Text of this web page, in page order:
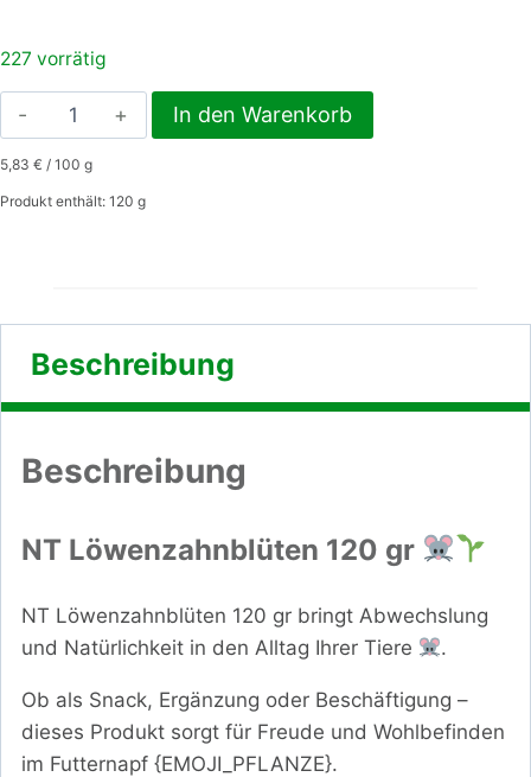
227 vorrätig
NT
Löwenzahnblüten
120
gr
In den Warenkorb
5,83 € / 100 g
Produkt enthält: 120 g
Beschreibung
Beschreibung
NT Löwenzahnblüten 120 gr
NT Löwenzahnblüten 120 gr bringt Abwechslung
und Natürlichkeit in den Alltag Ihrer Tiere
.
Ob als Snack, Ergänzung oder Beschäftigung –
dieses Produkt sorgt für Freude und Wohlbefinden
im Futternapf {EMOJI_PFLANZE}.